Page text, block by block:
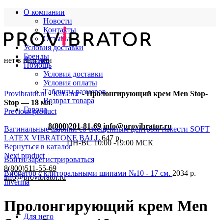
О компании
Новости
Контакты
Отзывы
Условия доставки
Бренды
Помощь
Условия доставки
Условия оплаты
Таблицы размеров
Возврат товара
Города
8(800)201-81-69 info@provibrator.ru
ПН-ВС 10:00 -19:00 МСК
Войти/Зарегистрироваться
8(800)511-55-69
info@provibrator.ru
Для нее
Для него
нет в наличии
Provibrator.ru-Каталог-Пролонгирующий крем Men Stop-
Stop — 18 мл.
Previous product
Вагинальные шарики со смещенным центром тяжести SOFT
LATEX VIBRATONE BALL 647 р.
Вернуться в каталог
Next product
Вибратор с клиторальными шипами №10 - 17 см. 2034 р.
Inverma
Пролонгирующий крем Men